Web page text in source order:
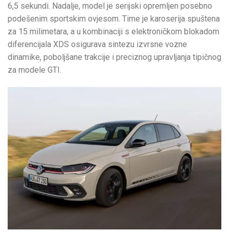
6,5 sekundi. Nadalje, model je serijski opremljen posebno
podešenim sportskim ovjesom. Time je karoserija spuštena
za 15 milimetara, a u kombinaciji s elektroničkom blokadom
diferencijala XDS osigurava sintezu izvrsne vozne
dinamike, poboljšane trakcije i preciznog upravljanja tipičnog
za modele GTI.